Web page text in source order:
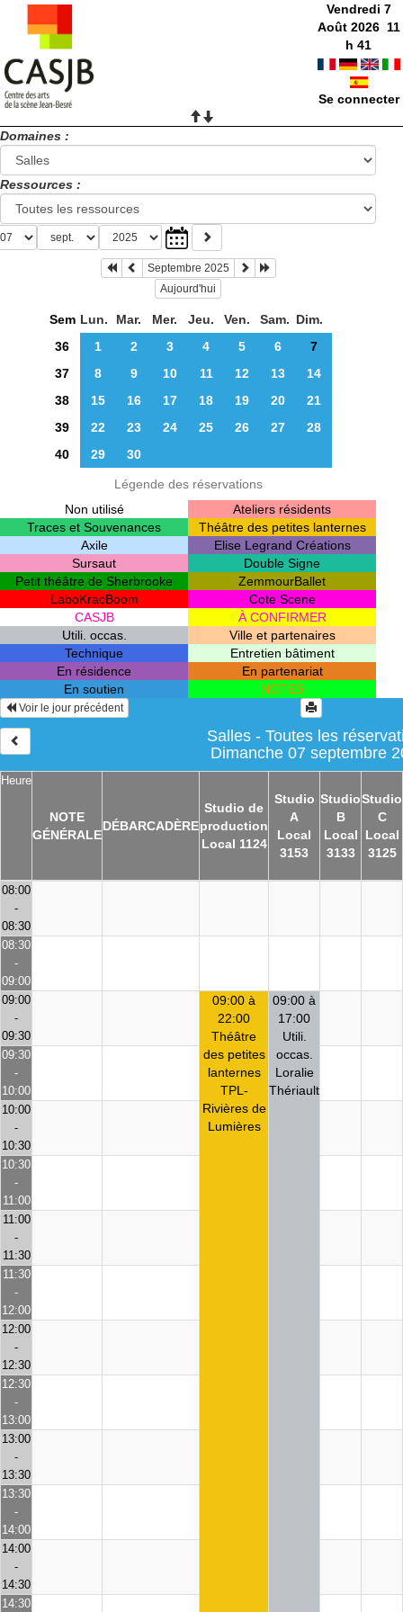
Vendredi 7
Août 2026 11
h41
Se connecter
Domaines :
Ressources :
Septembre 2025
Aujourd'hui
Sem Lun. Mar. Mer. Jeu. Ven. Sam. Dim.
36
1 2 3 4 5 6
7
37
8 9 10 11 12 13
14
38
15 16 17 18 19 20
21
39
22 23 24 25 26 27
28
40
29 30
Légende des réservations
Non utilisé
Ateliers résidents
Traces et Souvenances
Théâtre des petites lanternes
Axile
Elise Legrand Créations
Sursaut
Double Signe
Petit théâtre de Sherbrooke
ZemmourBallet
LaboKracBoom
Cote Scene
CASJB
À CONFIRMER
Utili. occas.
Ville et partenaires
Technique
Entretien bâtiment
En résidence
En partenariat
En soutien
NOTES
Voir le jour précédent
Salles - Toutes les
Dimanche 07 septembre
Heure
NOTE
GÉNÉRALE
DÉBARCADÈRE
Studio de
production
Local 1124
Studio
A
Local
3153
Studio
B
Local
3133
Studio
C
Local
3125
08:00
-
08:30
08:30
-
09:00
09:00
-
09:30
09:00 à
22:00
Théâtre
des petites
lanternes
TPL-
Rivières de
Lumières
09:00 à
17:00
Utili.
occas.
Loralie
Thériault
09:30
-
10:00
10:00
-
10:30
10:30
-
11:00
11:00
-
11:30
11:30
-
12:00
12:00
-
12:30
12:30
-
13:00
13:00
-
13:30
13:30
-
14:00
14:00
-
14:30
14:30